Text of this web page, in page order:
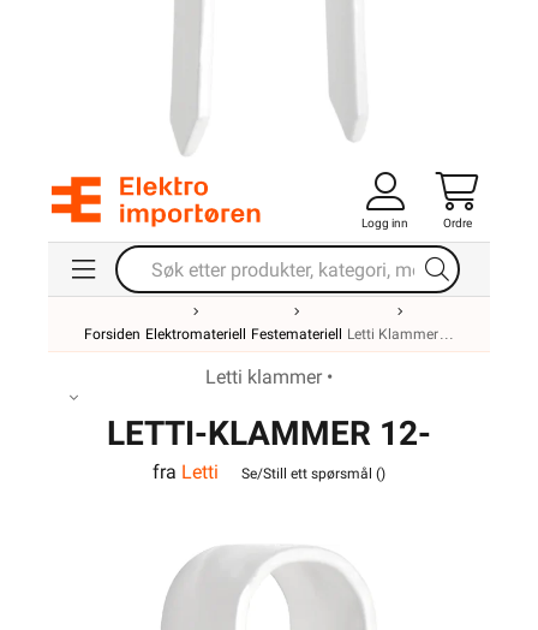
Logg inn Ordre
Forsiden Elektromateriell Festemateriell Letti Klammer
Letti klammer •
LETTI-KLAMMER 12-
2B/16 PH
fra Letti Se/Still ett spørsmål ()